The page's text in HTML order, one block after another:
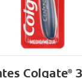
Colgate®